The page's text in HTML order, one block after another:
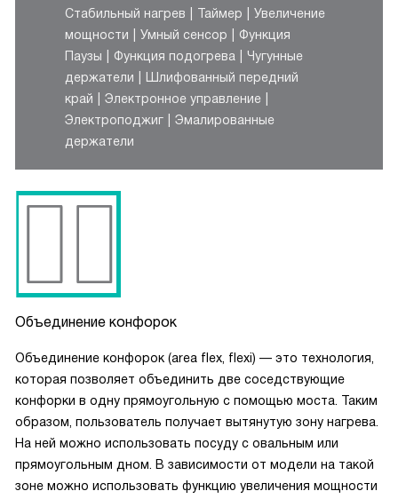
Стабильный нагрев
Таймер
Увеличение
мощности
Умный сенсор
Функция
Паузы
Функция подогрева
Чугунные
держатели
Шлифованный передний
край
Электронное управление
Электроподжиг
Эмалированные
держатели
Объединение конфорок
Объединение конфорок (area flex, flexi) — это технология,
которая позволяет объединить две соседствующие
конфорки в одну прямоугольную с помощью моста. Таким
образом, пользователь получает вытянутую зону нагрева.
На ней можно использовать посуду с овальным или
прямоугольным дном. В зависимости от модели на такой
зоне можно использовать функцию увеличения мощности